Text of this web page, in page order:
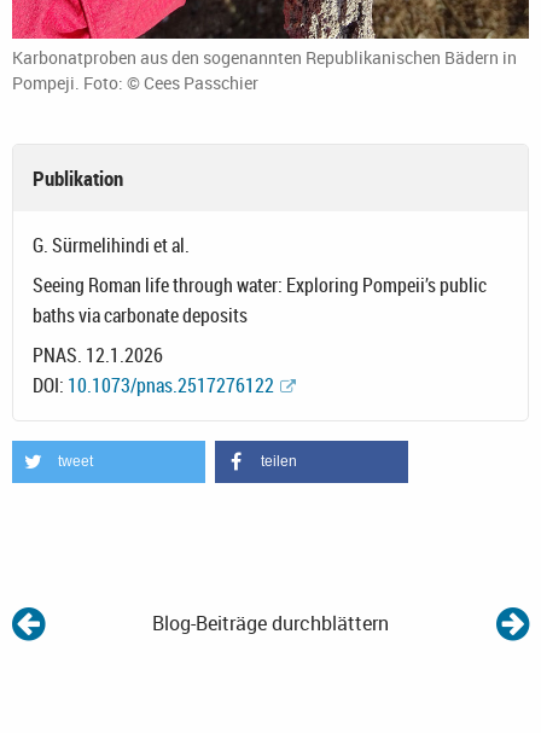
Karbonatproben aus den sogenannten Republikanischen Bädern in
Pompeji. Foto: © Cees Passchier
Publikation
G. Sürmelihindi et al.
Seeing Roman life through water: Exploring Pompeii’s public
baths via carbonate deposits
PNAS. 12.1.2026
DOI: 10.1073/pnas.2517276122
tweet teilen
Blog-Beiträge durchblättern